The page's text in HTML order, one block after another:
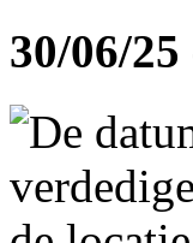
30/06/
De